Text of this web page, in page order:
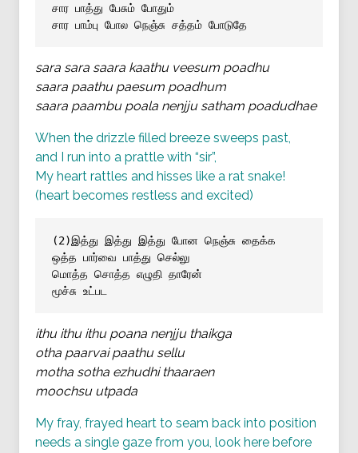
சார பாத்து பேசும் போதும்
சார பாம்பு போல நெஞ்சு சத்தம் போடுதே
sara sara saara kaathu veesum poadhu
saara paathu paesum poadhum
saara paambu poala nenjju satham poadudhae
When the drizzle filled breeze sweeps past,
and I run into a prattle with “sir”,
My heart rattles and hisses like a rat snake!
(heart becomes restless and excited)
(2)இத்து இத்து இத்து போன நெஞ்சு தைக்க
ஒத்த பார்வை பாத்து செல்லு
மொத்த சொத்த எழுதி தாரேன்
மூச்சு உட்பட
ithu ithu ithu poana nenjju thaikga
otha paarvai paathu sellu
motha sotha ezhudhi thaaraen
moochsu utpada
My fray, frayed heart to seam back into position
needs a single gaze from you, look here before